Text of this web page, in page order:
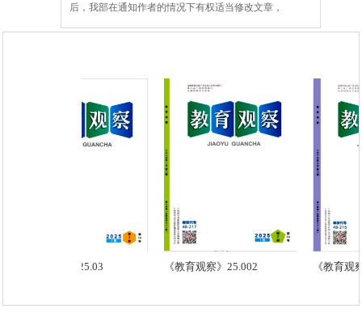
后，我部在通知作者的情况下有权适当修改文章，
《教育观察》25.03 《教育观察》25.002 《教育观